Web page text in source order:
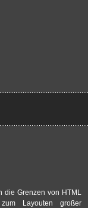
die Grenzen von HTML
Layouten großer